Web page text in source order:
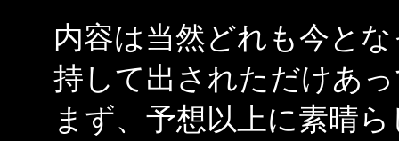
内容は当然どれも今と
持して出されただけあ
まず、予想以上に素晴